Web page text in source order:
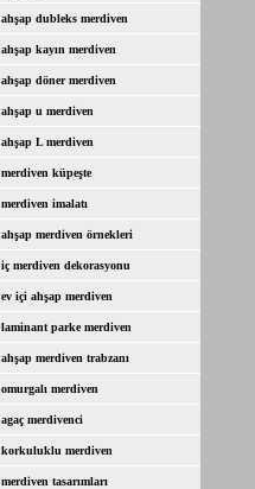
ahşap dubleks merdiven
ahşap kayın merdiven
ahşap döner merdiven
ahşap u merdiven
ahşap L merdiven
merdiven küpeşte
merdiven imalatı
ahşap merdiven örnekleri
iç merdiven dekorasyonu
ev içi ahşap merdiven
laminant parke merdiven
ahşap merdiven trabzanı
omurgalı merdiven
agaç merdivenci
korkuluklu merdiven
merdiven tasarımları